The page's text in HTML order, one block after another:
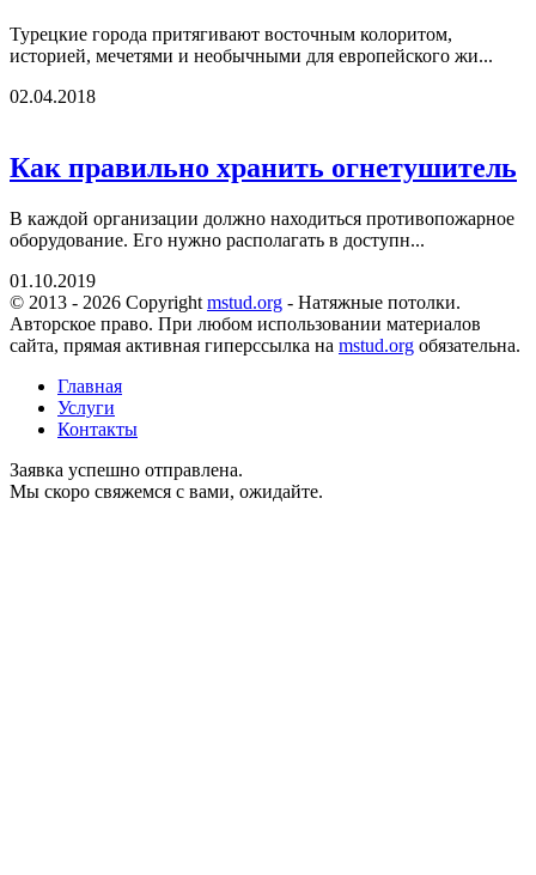
Турецкие города притягивают восточным колоритом,
историей, мечетями и необычными для европейского жи...
02.04.2018
Как правильно хранить огнетушитель
В каждой организации должно находиться противопожарное
оборудование. Его нужно располагать в доступн...
01.10.2019
© 2013 - 2026 Copyright mstud.org - Натяжные потолки.
Авторское право. При любом использовании материалов
сайта, прямая активная гиперссылка на mstud.org обязательна.
Главная
Услуги
Контакты
Заявка успешно отправлена.
Мы скоро свяжемся с вами, ожидайте.